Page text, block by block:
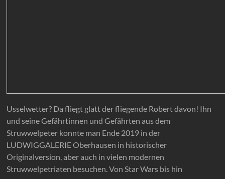
Usselwetter? Da fliegt glatt der fliegende Robert davon! Ihn
und seine Gefährtinnen und Gefährten aus dem
Struwwelpeter konnte man Ende 2019 in der
LUDWIGGALERIE Oberhausen in historischer
Originalversion, aber auch in vielen modernen
Struwwelpetriaten besuchen. Von Star Wars bis hin